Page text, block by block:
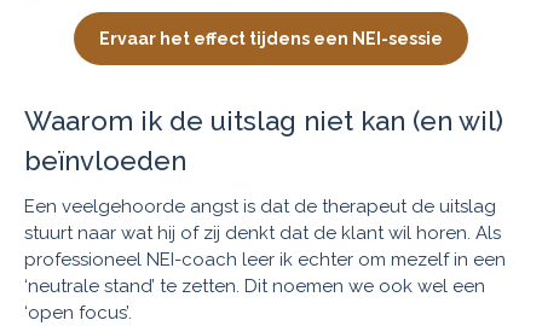
Ervaar het effect tijdens een NEI-sessie
Waarom ik de uitslag niet kan (en wil)
beïnvloeden
Een veelgehoorde angst is dat de therapeut de uitslag
stuurt naar wat hij of zij denkt dat de klant wil horen. Als
professioneel NEI-coach leer ik echter om mezelf in een
‘neutrale stand’ te zetten. Dit noemen we ook wel een
‘open focus’.